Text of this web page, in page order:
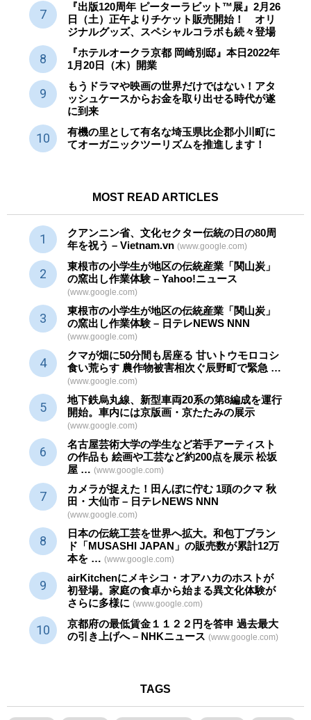
『出版120周年 ピーターラビット™展』2月26
日（土）正午よりチケット販売開始！ オリ
ジナルグッズ、スペシャルコラボも続々登場
『ホテルオークラ京都 岡崎別邸』本日2022年
1月20日（木）開業
もうドラマや映画の世界だけではない！アタ
ッシュケースからお金を取り出せる時代が遂
に到来
有機の里として有名な埼玉県比企郡小川町に
てオーガニックツーリズムを推進します！
MOST READ ARTICLES
クアンニン省、文化セクター伝統の日の80周
年を祝う – Vietnam.vn (www.google.com)
東根市の小学生が地区の伝統産業 「関山炭」
の窯出し作業体験 – Yahoo!ニュース
(www.google.com)
東根市の小学生が地区の伝統産業 「関山炭」
の窯出し作業体験 – 日テレNEWS NNN
(www.google.com)
クマが畑に50分間も居座る 甘いトウモロコシ
食い荒らす 農作物被害相次ぐ辰野町で緊急 …
(www.google.com)
地下鉄烏丸線、新型車両20系の第8編成を運行
開始。車内には京版画・京たたみの展示
(www.google.com)
名古屋芸術大学の学生など若手アーティスト
の作品も 絵画や工芸など約200点を展示 松坂
屋 … (www.google.com)
カメラが捉えた！田んぼに佇む 1頭のクマ 秋
田・大仙市 – 日テレNEWS NNN
(www.google.com)
日本の伝統工芸を世界へ拡大。和包丁ブラン
ド「MUSASHI JAPAN」の販売数が累計12万
本を … (www.google.com)
airKitchenにメキシコ・オアハカのホストが
初登場。家庭の食卓から始まる異文化体験が
さらに多様に (www.google.com)
京都府の最低賃金１１２２円を答申 過去最大
の引き上げへ – NHKニュース (www.google.com)
TAGS